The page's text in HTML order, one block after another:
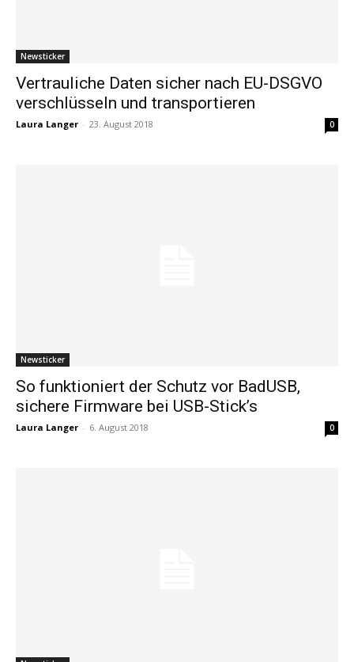
Newsticker
Vertrauliche Daten sicher nach EU-DSGVO
verschlüsseln und transportieren
Laura Langer - 23. August 2018 0
Newsticker
So funktioniert der Schutz vor BadUSB,
sichere Firmware bei USB-Stick’s
Laura Langer - 6. August 2018 0